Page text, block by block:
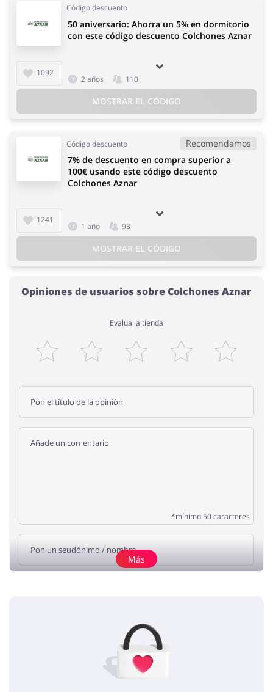
Código descuento
1092
50 aniversario: Ahorra un 5% en dormitorio
con este código descuento Colchones Aznar
2 años 110
MOSTRAR EL CÓDIGO
Código descuento Recomendamos
1241
7% de descuento en compra superior a
100€ usando este código descuento
Colchones Aznar
1 año 93
MOSTRAR EL CÓDIGO
Opiniones de usuarios sobre Colchones Aznar
Evalua la tienda
*mínimo 50 caracteres
Sin elementos
Más